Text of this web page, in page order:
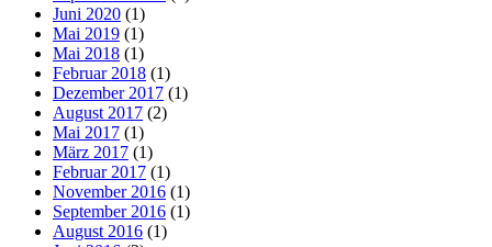
Juni 2020 (1)
Mai 2019 (1)
Mai 2018 (1)
Februar 2018 (1)
Dezember 2017 (1)
August 2017 (2)
Mai 2017 (1)
März 2017 (1)
Februar 2017 (1)
November 2016 (1)
September 2016 (1)
August 2016 (1)